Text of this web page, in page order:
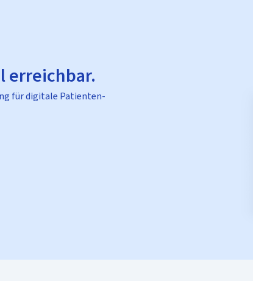
erreichbar.
für digitale Patienten-